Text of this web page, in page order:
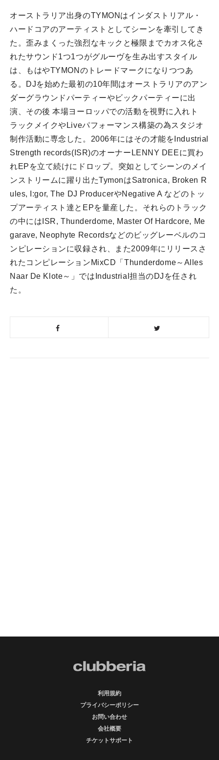
オーストラリア出身のTYMONはインダストリアル・
ハードコアのアーティストとしてシーンを牽引してき
た。歪みまくった強烈なキックと極限までカオス化さ
れたサウンド1つ1つがグルーヴを生み出すスタイル
は、もはやTYMONのトレードマークになりつつあ
る。
DJを始めた最初の10年間はオーストラリアのアン
ダーグラウンドパーティーやビックパーティーに出
演、その後 本場ヨーロッパでの活動を視野に入れト
ラックメイクやLiveパフォーマンス構築の為スタジオ
制作活動に専念した。 2006年にはその才能をIndustrial
Strength records(ISR)のオーナーLENNY DEEに買わ
れEPを立て続けにドロップ。突如としてシーンのメイ
ンストリームに躍り出たTymonはSatronica, Broken R
ules, I:gor, The DJ ProducerやNegative A などのトッ
プアーティスト達とEPを量産した。 それらのトラック
の中にはISR, Thunderdome, Master Of Hardcore, Me
garave, Neophyte Recordsなどのビッグレーベルのコ
ンピレーションに収録され、また2009年にリリースさ
れたコンピレーションMixCD「Thunderdome～Alles
Naar De Klote～」ではIndustrial担当のDJを任され
た。
利用規約
プライバシーポリシー
お問い合わせ
会社概要
チケットサポート